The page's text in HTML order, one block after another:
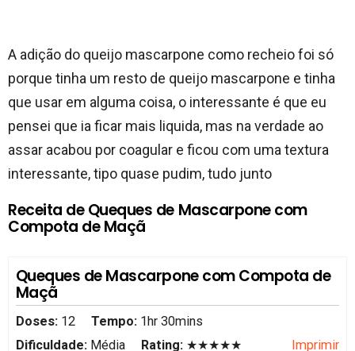
A adição do queijo mascarpone como recheio foi só
porque tinha um resto de queijo mascarpone e tinha
que usar em alguma coisa, o interessante é que eu
pensei que ia ficar mais liquida, mas na verdade ao
assar acabou por coagular e ficou com uma textura
interessante, tipo quase pudim, tudo junto
Receita de Queques de Mascarpone com
Compota de Maçã
Queques de Mascarpone com Compota de
Maçã
Doses: 12 Tempo: 1hr 30mins
Dificuldade: Média Rating: ★★★★★ Imprimir